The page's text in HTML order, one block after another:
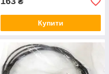
Купити